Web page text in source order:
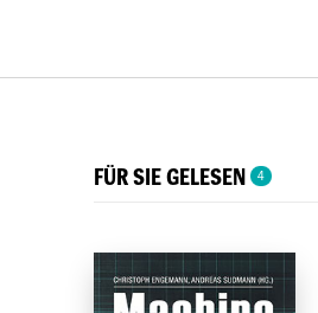
FÜR SIE GELESEN 4